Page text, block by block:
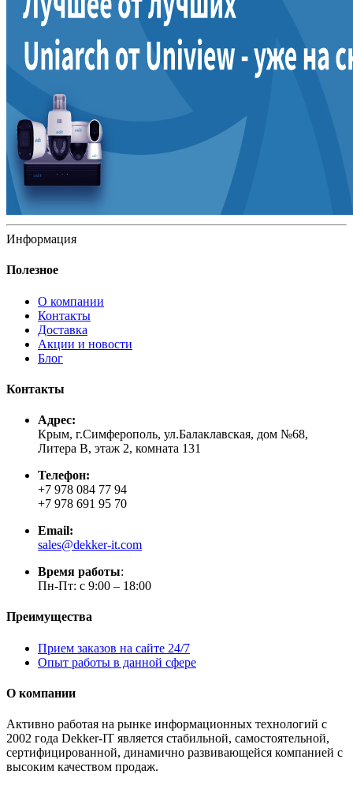
Информация
Полезное
О компании
Контакты
Доставка
Акции и новости
Блог
Контакты
Адрес:
Крым, г.Симферополь, ул.Балаклавская, дом №68,
Литера В, этаж 2, комната 131
Телефон:
+7 978 084 77 94
+7 978 691 95 70
Email:
sales@dekker-it.com
Время работы:
Пн-Пт: с 9:00 – 18:00
Преимущества
Прием заказов на сайте 24/7
Опыт работы в данной сфере
О компании
Активно работая на рынке информационных технологий с
2002 года Dekker-IT является стабильной, самостоятельной,
сертифицированной, динамично развивающейся компанией с
высоким качеством продаж.